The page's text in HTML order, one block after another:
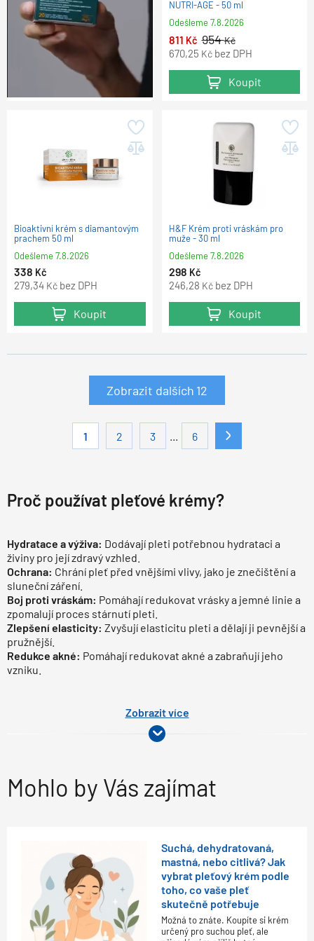
NUTRI-AGE - 50 ml
Odešleme7.8.2026
811 Kč 954Kč
670,25 Kč bez DPH
Koupit
Bioaktivní krém s diamantovým
prachem 50 ml
Odešleme7.8.2026
338 Kč
279,34 Kč bez DPH
Koupit
H&F Krém proti vráskám pro
muže - 30 ml
Odešleme7.8.2026
298 Kč
246,28 Kč bez DPH
Koupit
1 2 3 6
Zobrazit dalších 12
Proč používat pleťové krémy?
Hydratace a výživa: Dodávají pleti potřebnou hydrataci a
živiny pro její zdravý vzhled.
Ochrana: Chrání pleť před vnějšími vlivy, jako je znečištění a
sluneční záření.
Boj proti vráskám: Pomáhají redukovat vrásky a jemné linie a
zpomalují proces stárnutí pleti.
Zlepšení elasticity: Zvyšují elasticitu pleti a dělají ji pevnější a
pružnější.
Redukce akné: Pomáhají redukovat akné a zabraňují jeho
vzniku.
Zobrazit více
Mohlo by Vás zajímat
Suchá, dehydratovaná,
mastná, nebo citlivá? Jak
vybrat pleťový krém podle
toho, co vaše pleť
skutečně potřebuje
Možná to znáte. Koupíte si krém
určený pro suchou pleť, ale